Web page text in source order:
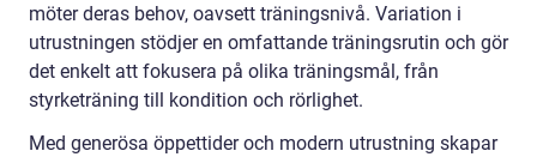
möter deras behov, oavsett träningsnivå. Variation i
utrustningen stödjer en omfattande träningsrutin och gör
det enkelt att fokusera på olika träningsmål, från
styrketräning till kondition och rörlighet.
Med generösa öppettider och modern utrustning skapar